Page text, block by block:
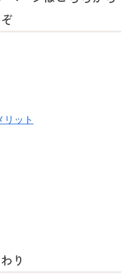
リット
り